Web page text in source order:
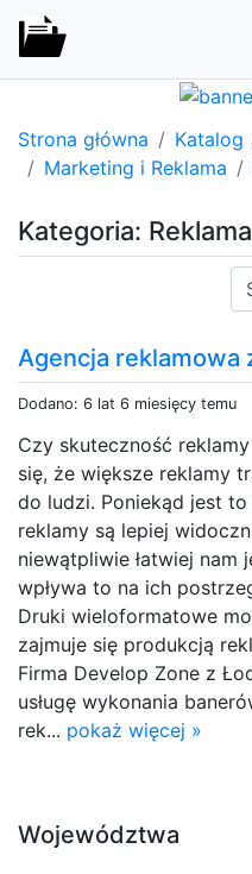
Strona główna Katalog
Marketing i Reklama
Kategoria:
Agencja reklamowa
Dodano: 6 lat 6 miesięcy temu
Czy skuteczność
się, że większe reklamy
do ludzi. Poniekąd jest
reklamy są lepiej
niewątpliwie łatwiej nam
wpływa to na ich
Druki wieloformatowe
zajmuje się produkcją
Firma Develop Zone z
usługę wykonania
rek... pokaż więcej »
Województwa